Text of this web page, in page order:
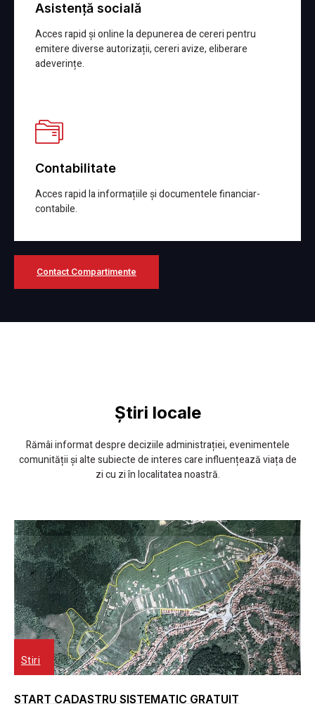
Asistență socială
Acces rapid și online la depunerea de cereri pentru
emitere diverse autorizații, cereri avize, eliberare
adeverințe.
Contabilitate
Acces rapid la informațiile și documentele financiar-
contabile.
Contact Compartimente
Știri locale
Rămâi informat despre deciziile administrației, evenimentele
comunității și alte subiecte de interes care influențează viața de
zi cu zi în localitatea noastră.
Stiri
START CADASTRU SISTEMATIC GRATUIT